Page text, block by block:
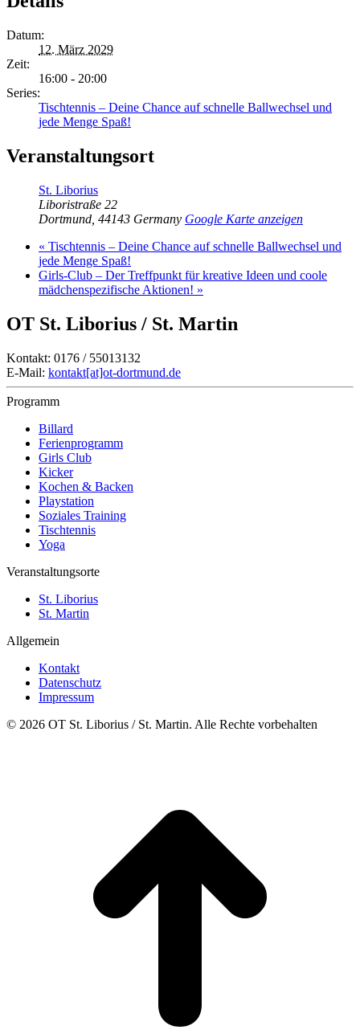
Datum:
12. März 2029
Zeit:
16:00 - 20:00
Series:
Tischtennis – Deine Chance auf schnelle Ballwechsel und
jede Menge Spaß!
Veranstaltungsort
St. Liborius
Liboristraße 22
Dortmund 44143 Germany Google Karte anzeigen
« Tischtennis – Deine Chance auf schnelle Ballwechsel und
jede Menge Spaß!
Girls-Club – Der Treffpunkt für kreative Ideen und coole
mädchenspezifische Aktionen! »
OT St. Liborius / St. Martin
Kontakt: 0176 / 55013132
E-Mail: kontakt[at]ot-dortmund.de
Programm
Billard
Ferienprogramm
Girls Club
Kicker
Kochen & Backen
Playstation
Soziales Training
Tischtennis
Yoga
Veranstaltungsorte
St. Liborius
St. Martin
Allgemein
Kontakt
Datenschutz
Impressum
© 2026 OT St. Liborius / St. Martin. Alle Rechte vorbehalten